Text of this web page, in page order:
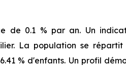
de 0.1 % par an. Un
La population se répartit
% d'enfants. Un profil